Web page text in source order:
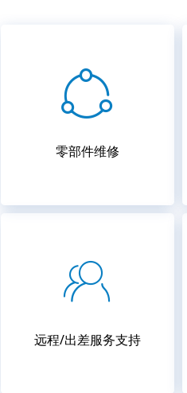
零部件维修
ꁢ
远程/出差服务支持
ꁘ